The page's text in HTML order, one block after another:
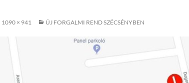
1090 × 941 ÚJ FORGALMI REND SZÉCSÉNYBEN